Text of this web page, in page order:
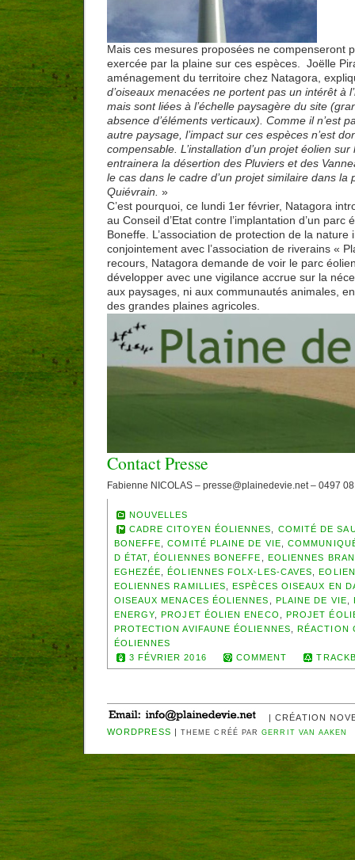
Mais ces mesures proposées ne compenseront
exercée par la plaine sur ces espèces. Joëlle
aménagement du territoire chez Natagora,
d’oiseaux menacées ne portent pas un intérêt à
mais sont liées à l’échelle paysagère du site
absence d’éléments verticaux). Comme il n’est
autre paysage, l’impact sur ces espèces n’est
compensable. L’installation d’un projet éolien
entrainera la désertion des Pluviers et des
le cas dans le cadre d’un projet similaire dans la
Quiévrain. »
C’est pourquoi, ce lundi 1er février, Natagora
au Conseil d’Etat contre l’implantation d’un parc
Boneffe. L’association de protection de la nature
conjointement avec l’association de riverains «
recours, Natagora demande de voir le parc
développer avec une vigilance accrue sur la
aux paysages, ni aux communautés animales,
des grandes plaines agricoles.
Contact Presse
Fabienne NICOLAS – presse@plainedevie.net – 0497
NOUVELLES
CADRE CITOYEN ÉOLIENNES
COMITÉ DE
BONEFFE ,COMITÉ PLAINE DE VIE ,
D ÉTAT ,ÉOLIENNES BONEFFE
EOLIENNES
EGHEZÉE ,ÉOLIENNES FOLX-LES-CAVES ,
EOLIENNES RAMILLIES ,ESPÈCES OISEAUX EN
OISEAUX MENACES ÉOLIENNES
PLAINE DE VIE
ENERGY ,PROJET ÉOLIEN ENECO
PROJET
PROTECTION AVIFAUNE ÉOLIENNES ,RÉACTION
ÉOLIENNES
3 FÉVRIER 2016
COMMENT
| CRÉATION
WORDPRESS | THEME CRÉÉ PARGERRIT VAN AAKEN